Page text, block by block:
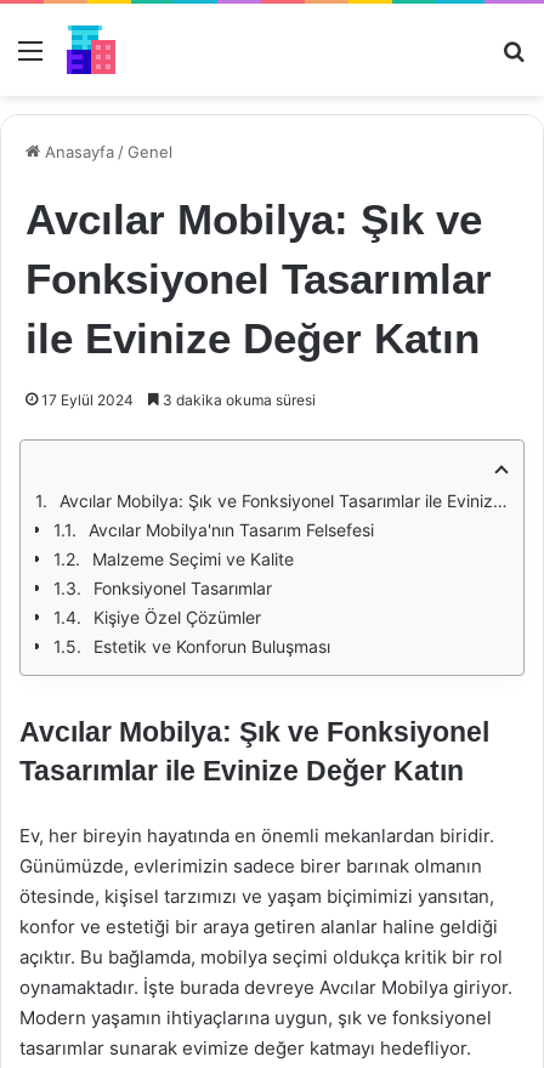
Menü
Anasayfa /Genel
Avcılar Mobilya: Şık ve
Fonksiyonel Tasarımlar
ile Evinize Değer Katın
17 Eylül 2024 3 dakika okuma süresi
Avcılar Mobilya: Şık ve Fonksiyonel Tasarımlar ile Evinize Değer Katın
Avcılar Mobilya'nın Tasarım Felsefesi
Malzeme Seçimi ve Kalite
Fonksiyonel Tasarımlar
Kişiye Özel Çözümler
Estetik ve Konforun Buluşması
Avcılar Mobilya: Şık ve Fonksiyonel
Tasarımlar ile Evinize Değer Katın
Ev, her bireyin hayatında en önemli mekanlardan biridir.
Günümüzde, evlerimizin sadece birer barınak olmanın
ötesinde, kişisel tarzımızı ve yaşam biçimimizi yansıtan,
konfor ve estetiği bir araya getiren alanlar haline geldiği
açıktır. Bu bağlamda, mobilya seçimi oldukça kritik bir rol
oynamaktadır. İşte burada devreye Avcılar Mobilya giriyor.
Modern yaşamın ihtiyaçlarına uygun, şık ve fonksiyonel
tasarımlar sunarak evimize değer katmayı hedefliyor.